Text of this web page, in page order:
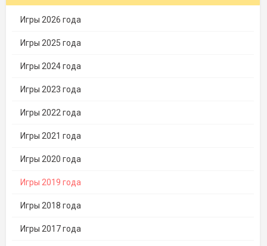
Игры 2026 года
Игры 2025 года
Игры 2024 года
Игры 2023 года
Игры 2022 года
Игры 2021 года
Игры 2020 года
Игры 2019 года
Игры 2018 года
Игры 2017 года